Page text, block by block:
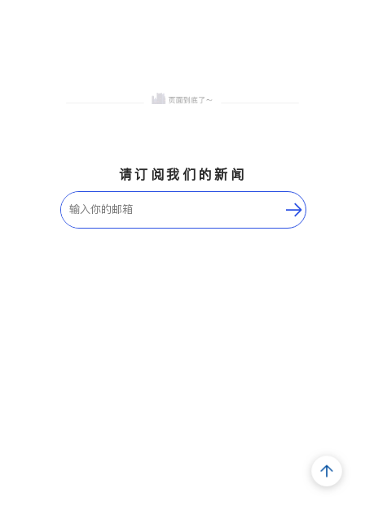
请订阅我们的新闻